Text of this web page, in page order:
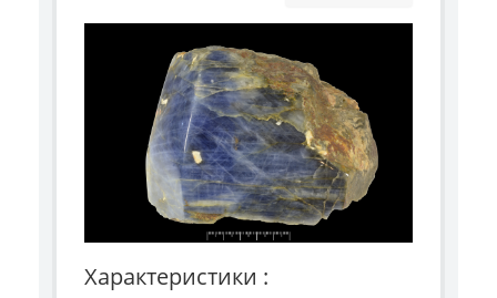
Характеристики :